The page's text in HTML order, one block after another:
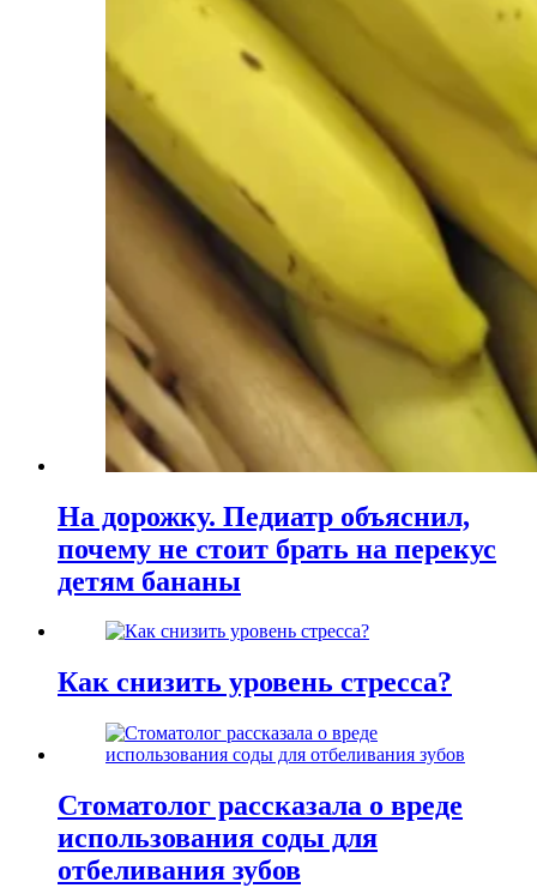
На дорожку. Педиатр объяснил,
почему не стоит брать на перекус
детям бананы
Как снизить уровень стресса?
Стоматолог рассказала о вреде
использования соды для
отбеливания зубов